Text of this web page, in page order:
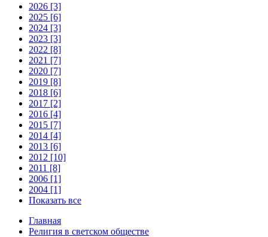
2026 [3]
2025 [6]
2024 [3]
2023 [3]
2022 [8]
2021 [7]
2020 [7]
2019 [8]
2018 [6]
2017 [2]
2016 [4]
2015 [7]
2014 [4]
2013 [6]
2012 [10]
2011 [8]
2006 [1]
2004 [1]
Показать все
Главная
Религия в светском обществе